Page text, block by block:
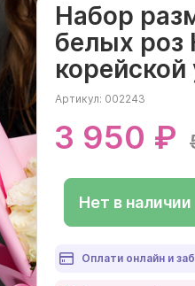
Набор
белых роз
корейской
Артикул: 002243
3 950 ₽
Нет в наличии
Оплати онлайн и